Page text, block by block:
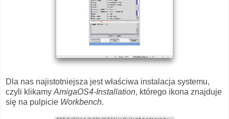
Dla nas najistotniejsza jest właściwa instalacja systemu,
czyli klikamy AmigaOS4-Installation, którego ikona znajduje
się na pulpicie Workbench.